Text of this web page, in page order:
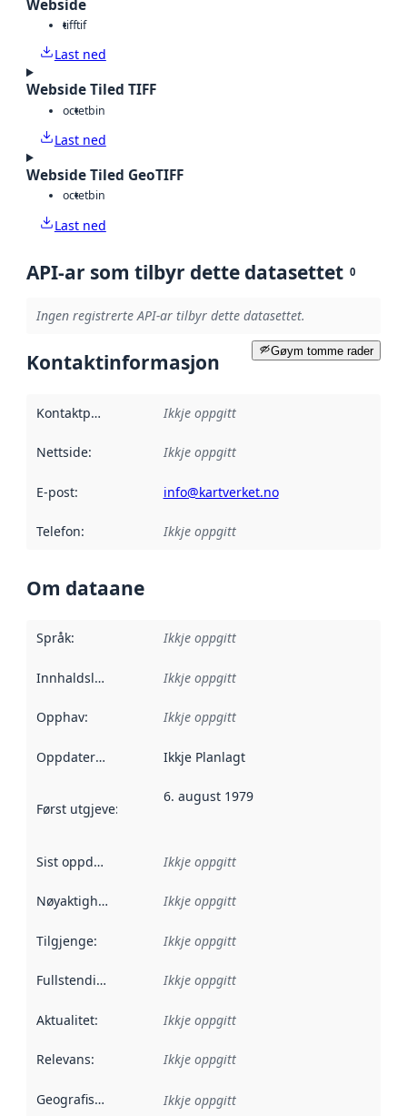
Webside
tifftif
Last ned
Webside Tiled TIFF
octetbin
Last ned
Webside Tiled GeoTIFF
octetbin
Last ned
API-ar som tilbyr dette datasettet 0
Ingen registrerte API-ar tilbyr dette datasettet.
Gøym tomme rader
Kontaktinformasjon
Kontaktpunkt Ikkje oppgitt
Nettside: Ikkje oppgitt
E-post: info@kartverket.no
Telefon: Ikkje oppgitt
Om dataane
Språk: Ikkje oppgitt
Innhaldsleverandørar :
Ikkje oppgitt
Opphav: Ikkje oppgitt
Oppdateringsfrekvens :
Ikkje Planlagt
Først utgjeve: Denne datoen seier når dataa i dette
6. august 1979
Sist oppdatert Ikkje oppgitt
Nøyaktigheit Ikkje oppgitt
Tilgjenge: Ikkje oppgitt
Fullstendigheit Ikkje oppgitt
Aktualitet: Ikkje oppgitt
Relevans: Ikkje oppgitt
Geografisk område Ikkje oppgitt